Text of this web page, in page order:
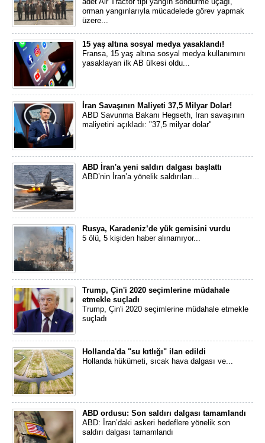
orman yangınlarıyla mücadelede görev yapmak
üzere...
15 yaş altına sosyal medya yasaklandı!
Fransa, 15 yaş altına sosyal medya kullanımını
yasaklayan ilk AB ülkesi oldu...
İran Savaşının Maliyeti 37,5 Milyar Dolar!
ABD Savunma Bakanı Hegseth, İran savaşının
maliyetini açıkladı: "37,5 milyar dolar"
ABD İran'a yeni saldırı dalgası başlattı
ABD’nin İran’a yönelik saldırıları...
Rusya, Karadeniz’de yük gemisini vurdu
5 ölü, 5 kişiden haber alınamıyor...
Trump, Çin'i 2020 seçimlerine müdahale
etmekle suçladı
Trump, Çin'i 2020 seçimlerine müdahale etmekle
suçladı
Hollanda'da "su kıtlığı" ilan edildi
Hollanda hükümeti, sıcak hava dalgası ve...
ABD ordusu: Son saldırı dalgası tamamlandı
ABD: İran’daki askeri hedeflere yönelik son
saldırı dalgası tamamlandı